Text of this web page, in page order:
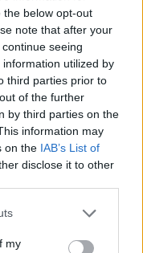
the below opt-out
note that after your
seeing
utilized by
third parties prior to
of the further
by third parties on the
information may
on the IAB’s List of
disclose it to other
one or more Google
You may click to
my
στον κόσμο για
τους και